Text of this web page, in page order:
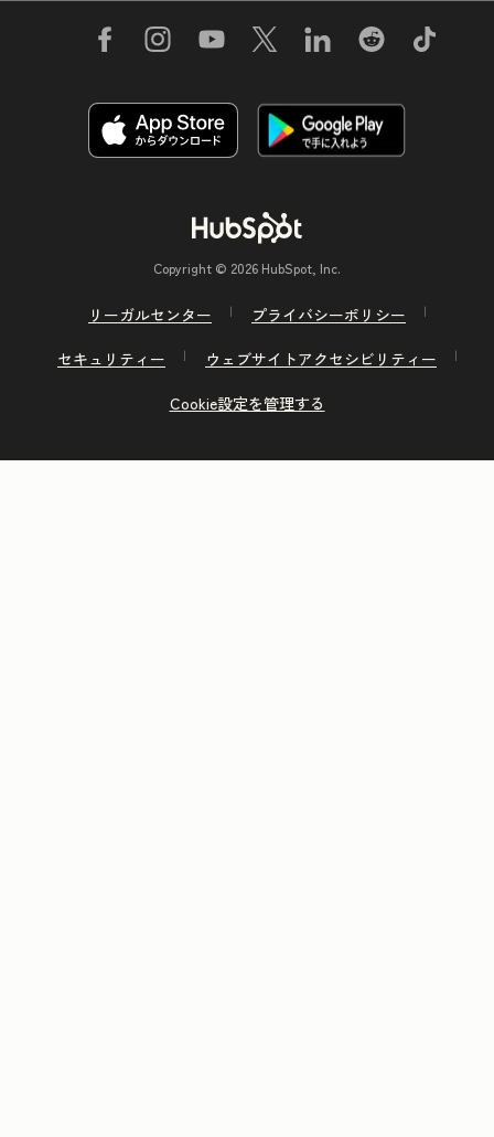
Copyright © 2026 HubSpot, Inc.
リーガルセンター
プライバシーポリシー
セキュリティー
ウェブサイトアクセシビリティー
Cookie設定を管理する